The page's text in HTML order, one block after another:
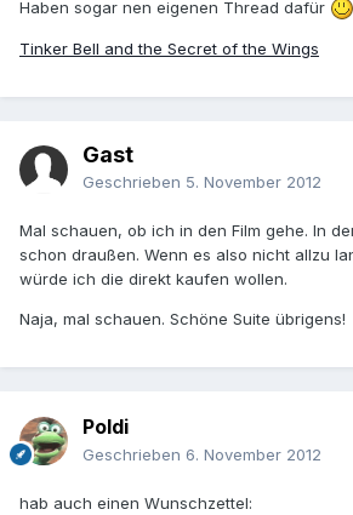
Haben sogar nen eigenen Thread dafür
Tinker Bell and the Secret of the Wings
Gast
Geschrieben 5. November 2012
Mal schauen, ob ich in den Film gehe. In
schon draußen. Wenn es also nicht allzu
würde ich die direkt kaufen wollen.
Naja, mal schauen. Schöne Suite übrigens!
Poldi
Geschrieben 6. November 2012
hab auch einen Wunschzettel: